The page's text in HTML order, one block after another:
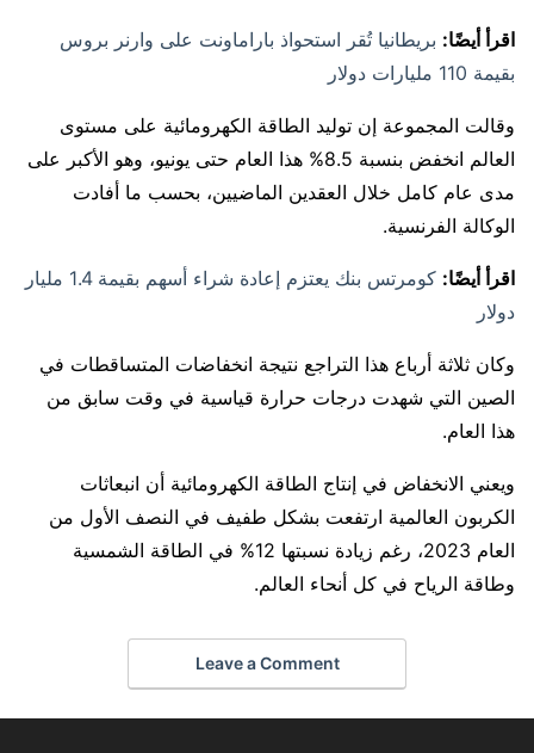
اقرأ أيضًا: بريطانيا تُقر استحواذ باراماونت على وارنر بروس
بقيمة 110 مليارات دولار
وقالت المجموعة إن توليد الطاقة الكهرومائية على مستوى
العالم انخفض بنسبة 8.5% هذا العام حتى يونيو، وهو الأكبر على
مدى عام كامل خلال العقدين الماضيين، بحسب ما أفادت
الوكالة الفرنسية.
اقرأ أيضًا:
كومرتس بنك يعتزم إعادة شراء أسهم بقيمة 1.4 مليار
دولار
وكان ثلاثة أرباع هذا التراجع نتيجة انخفاضات المتساقطات في
الصين التي شهدت درجات حرارة قياسية في وقت سابق من
هذا العام.
ويعني الانخفاض في إنتاج الطاقة الكهرومائية أن انبعاثات
الكربون العالمية ارتفعت بشكل طفيف في النصف الأول من
العام 2023، رغم زيادة نسبتها 12% في الطاقة الشمسية
وطاقة الرياح في كل أنحاء العالم.
Leave a Comment